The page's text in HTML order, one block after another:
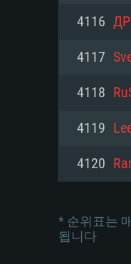
해상도:
네트워
여유 저
(Mac),
의 AMD/
네트워
여유 저
와 동급
지원하
4116
4117
4118
4119
4120
* 순위표는
됩니다